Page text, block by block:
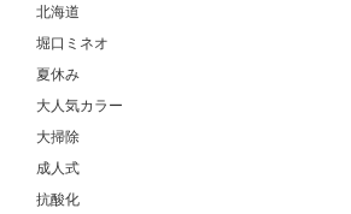
北海道
堀口ミネオ
夏休み
大人気カラー
大掃除
成人式
抗酸化